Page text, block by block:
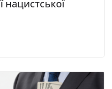
нацистської